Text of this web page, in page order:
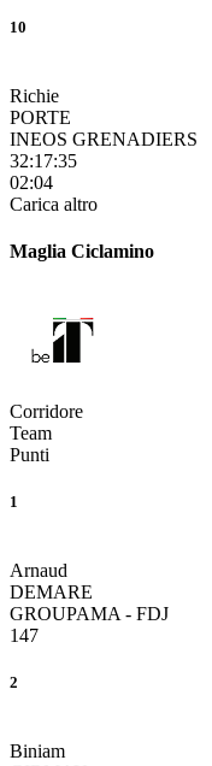
10
Richie
PORTE
INEOS GRENADIERS
32:17:35
02:04
Carica altro
Maglia Ciclamino
Corridore
Team
Punti
1
Arnaud
DEMARE
GROUPAMA - FDJ
147
2
Biniam